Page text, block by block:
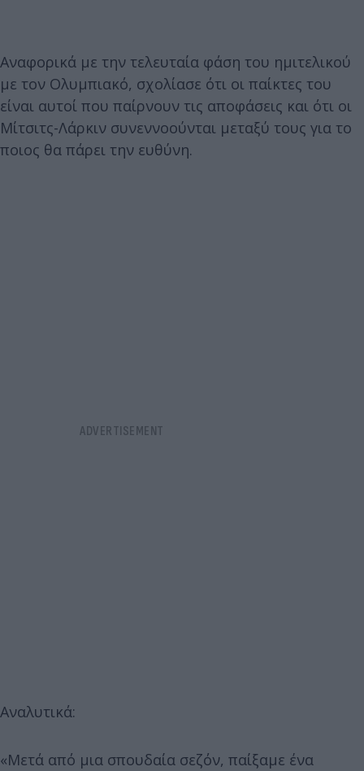
Αναφορικά με την τελευταία φάση του ημιτελικού
με τον Ολυμπιακό, σχολίασε ότι οι παίκτες του
είναι αυτοί που παίρνουν τις αποφάσεις και ότι οι
Μίτσιτς-Λάρκιν συνεννοούνται μεταξύ τους για το
ποιος θα πάρει την ευθύνη.
Αναλυτικά:
«Μετά από μια σπουδαία σεζόν, παίξαμε ένα